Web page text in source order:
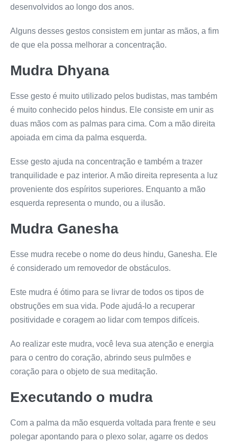
desenvolvidos ao longo dos anos.
Alguns desses gestos consistem em juntar as mãos, a fim
de que ela possa melhorar a concentração.
Mudra Dhyana
Esse gesto é muito utilizado pelos budistas, mas também
é muito conhecido pelos hindus. Ele consiste em unir as
duas mãos com as palmas para cima. Com a mão direita
apoiada em cima da palma esquerda.
Esse gesto ajuda na concentração e também a trazer
tranquilidade e paz interior. A mão direita representa a luz
proveniente dos espíritos superiores. Enquanto a mão
esquerda representa o mundo, ou a ilusão.
Mudra Ganesha
Esse mudra recebe o nome do deus hindu, Ganesha. Ele
é considerado um removedor de obstáculos.
Este mudra é ótimo para se livrar de todos os tipos de
obstruções em sua vida. Pode ajudá-lo a recuperar
positividade e coragem ao lidar com tempos difíceis.
Ao realizar este mudra, você leva sua atenção e energia
para o centro do coração, abrindo seus pulmões e
coração para o objeto de sua meditação.
Executando o mudra
Com a palma da mão esquerda voltada para frente e seu
polegar apontando para o plexo solar, agarre os dedos